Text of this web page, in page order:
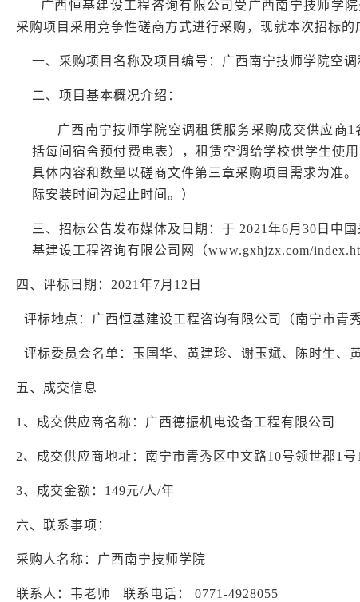
广西恒基建设工程咨询有限公司 受 广西南宁技师学院
采购项目采用 竞争性磋商方式进行采购，现就本次招标的
一、 采购项目名称及项目编号： 广西南宁技师学院空
二、项目基本概况介绍：
广西南宁技师学院空调租赁服务采购成交供应商1
括每间宿舍预付费电表），租赁空调给学校供学生使
具体内容和数量以磋商文件第三章采购项目需求为准
际安装时间为起止时间。）
三、招标公告发布媒体及日期：于 2021年6月 30日中
基建设工程咨询有限公司网（www.gxhjzx.com/
四、评标日期： 2021 年7月 1 2 日
评标地点： 广西恒基建设工程咨询有限公司（南宁市青
评标委员会名单： 玉国华、 黄建珍、 谢玉斌、 陈时生、
五、 成交信息
1、 成交供应商名称： 广西德振机电设备工程有限公司
2、成交供应商地址：南宁市青秀区中文路10号领世郡1号
3、成交金额：149元/人/年
六、联系事项：
采购人名称：广西南宁技师学院
联系人：韦老师 联系电话： 0771-4928055